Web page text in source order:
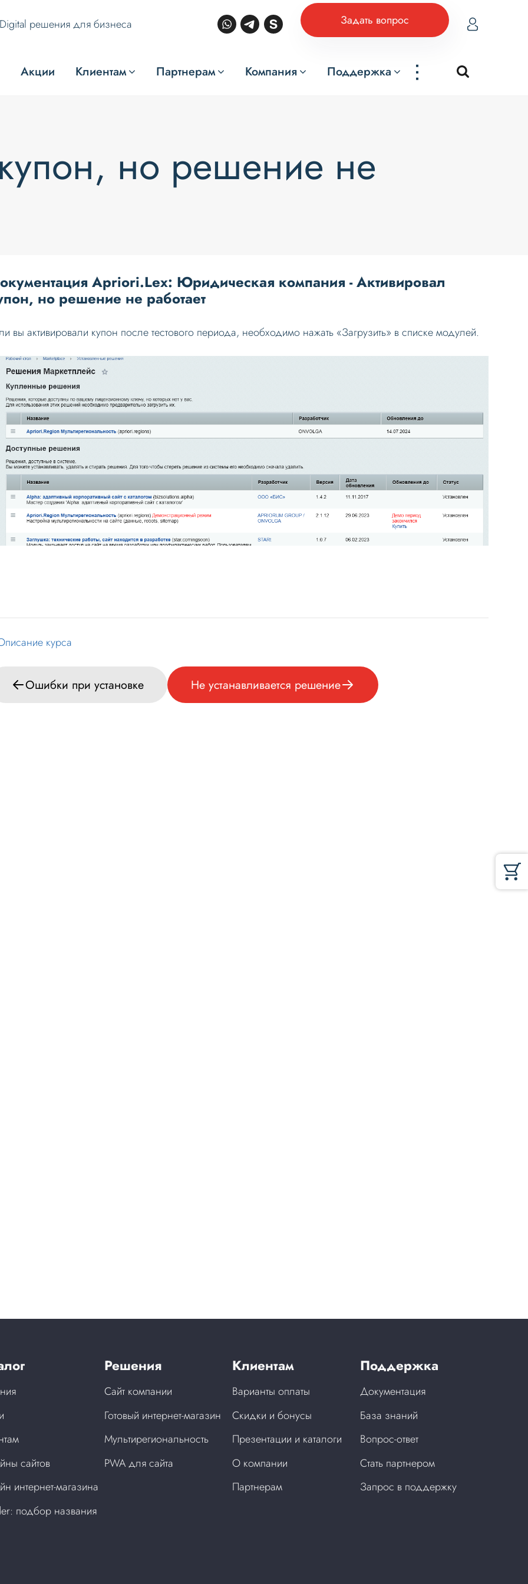
решения для бизнеса Задать вопрос
Акции Клиентам Партнерам Компания Поддержка ...
но решение не
Apriori.Lex: Юридическая компания - Активировал
но решение не работает
вы активировали купон после тестового периода, необходимо нажать «Загрузить» в списке модулей.
курса
Ошибки при установке Не устанавливается решение
сайтов
интернет-магазина
подбор названия
Решения
Сайт компании
Готовый интернет-магазин
Мультирегиональность
PWA для сайта
Клиентам
Варианты оплаты
Скидки и бонусы
Презентации и каталоги
О компании
Партнерам
Поддержка
Документация
База знаний
Вопрос-ответ
Стать партнером
Запрос в поддержку